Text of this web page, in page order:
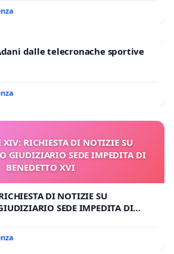
dalle telecronache sportive
XIV: RICHIESTA DI NOTIZIE SU
GIUDIZIARIO SEDE IMPEDITA DI
BENEDETTO XVI
DI NOTIZIE SU
SEDE IMPEDITA DI